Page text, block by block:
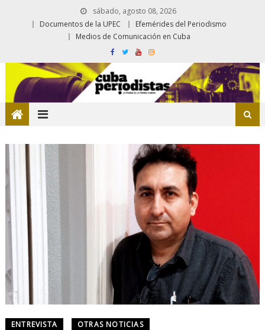
sábado, agosto 08, 2026
Documentos de la UPEC
Efemérides del Periodismo
Medios de Comunicación en Cuba
ENTREVISTA OTRAS NOTICIAS